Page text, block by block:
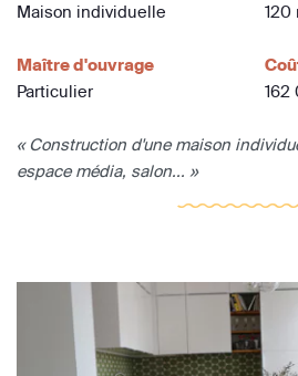
Maison individuelle
120
Maître d'ouvrage
Particulier
« Construction d'une maison
espace média, salon... »